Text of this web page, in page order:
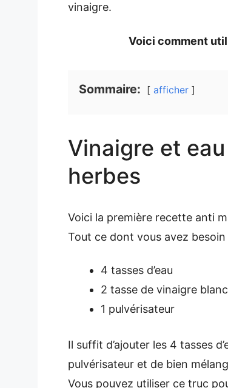
vinaigre.
Voici comment
Sommaire: afficher
Vinaigre et
herbes
Voici la première recette anti
Tout ce dont vous avez
4 tasses d’eau
2 tasse de vinaigre blanc
1 pulvérisateur
Il suffit d’ajouter les 4 tasses
pulvérisateur et de bien
Vous pouvez utiliser ce truc